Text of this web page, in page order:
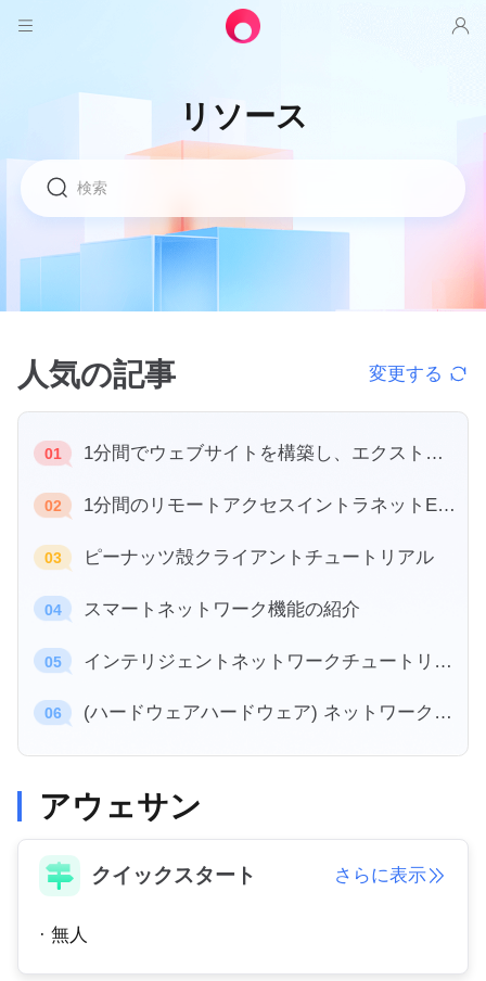
リモートデスクトップ制御
アウェシード
Intelligenteネットワーキング
ITオペレーション & サポート
リモートワーク
ビデオ監視
リモートデータアクセス
工業製造
チェーン小売
ダウンロード
AweSunパーソナル版
AweShellパーソナルプラン
AweShellビジネスプラン
パートナー
日本
日本語
中國香港 中國澳門
中國台灣
繁體中文
日本
日本語
한국어 English
ประเทศไทย Việt Nam
دولة الإمارات العربية المتحدة
English
Philippines
English
Singapore
Indonesia
お問い合わせ
スマートハードウェア
リソース
人気の記事 変更する
01 1分間でウェブサイトを構築し、エクストラネットアクセスを実現します。
02 1分間のリモートアクセスイントラネットERP
03 ピーナッツ殻クライアントチュートリアル
04 スマートネットワーク機能の紹介
05 インテリジェントネットワークチュートリアル (ハードウェアソフトウェア)
06 (ハードウェアハードウェア) ネットワークチュートリアル
アウェサン
クイックスタート さらに表示
· 無人